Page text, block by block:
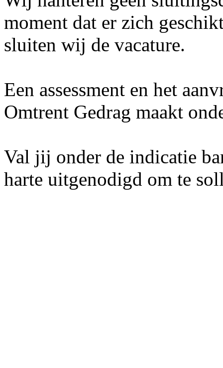
moment dat er zich
sluiten wij de vacature.
Een assessment en het
Omtrent Gedrag maakt
Val jij onder de indicatie
harte uitgenodigd om te